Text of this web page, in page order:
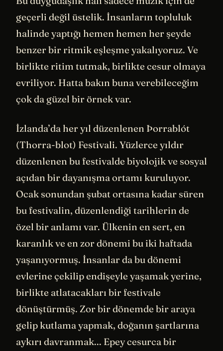
geçerli değil üstelik. İnsanların topluluk
halinde yaptığı hemen hemen her şeyde
benzer bir ritmik eşleşme yakalıyoruz. Ve
birlikte ritim tutmak, birlikte cesur olmaya
evriliyor. Hatta bakın buna verebileceğim
çok da güzel bir örnek var.
İzlanda’da her yıl düzenlenen Þorrablót
(Thorra-blot) Festivali. Yüzlerce yıldır
düzenlenen bu festivalde biyolojik ve sosyal
açıdan bir dayanışma ortamı kuruluyor.
Ocak sonundan şubat ortasına kadar süren
bu festivalin, düzenlendiği tarihlerin de
özel bir anlamı var. Ülkenin en sert, en
karanlık ve en zor dönemi bu iki haftada
yaşanıyormuş. İnsanlar da bu dönemi
evlerine çekilip endişeyle yaşamak yerine,
birlikte atlatacakları bir festivale
dönüştürmüş. Zor bir dönemde bir araya
gelip kutlama yapmak, doğanın şartlarına
aykırı davranmak... Epey cesurca bir